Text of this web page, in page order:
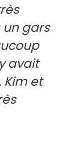
un gars
avait
et